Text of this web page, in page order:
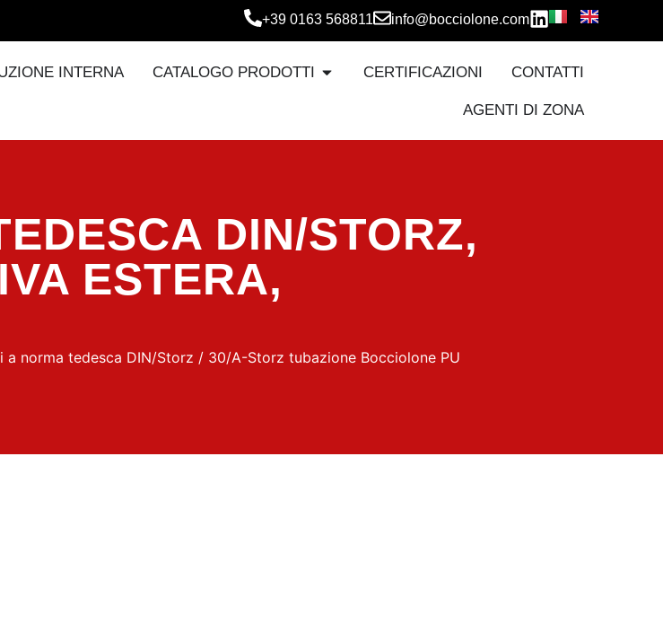
+39 0163 568811 info@bocciolone.com
INTERNA CATALOGO PRODOTTI CERTIFICAZIONI CONTATTI
AGENTI DI ZONA
DIN/STORZ,
ESTERA,
a norma tedesca DIN/Storz / 30/A-Storz tubazione Bocciolone PU